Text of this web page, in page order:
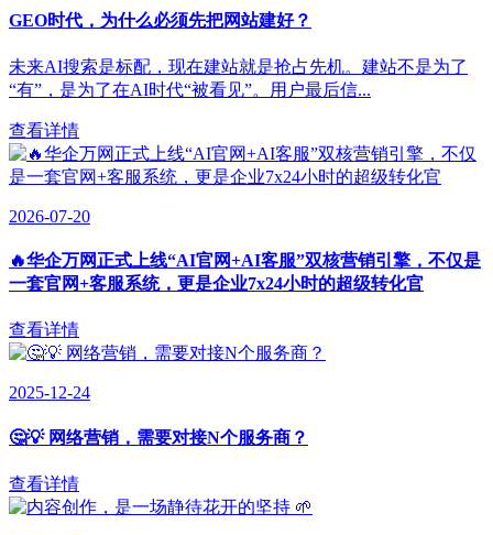
GEO时代，为什么必须先把网站建好？
未来AI搜索是标配，现在建站就是抢占先机。建站不是为了
“有”，是为了在AI时代“被看见”。用户最后信...
查看详情
2026-07-20
🔥华企万网正式上线“AI官网+AI客服”双核营销引擎，不仅是
一套官网+客服系统，更是企业7x24小时的超级转化官
查看详情
2025-12-24
🤔💡 网络营销，需要对接N个服务商？
查看详情